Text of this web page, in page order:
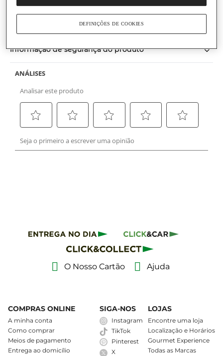
Sem
valor
classificação
para
mesma
página.
(0)
Escrever uma opinião
Informação de segurança do produto
O Nosso Cartão Ajuda
COMPRAS ONLINE
A minha conta
Como comprar
Meios de pagamento
Entrega ao domicílio
SIGA-NOS
Instagram
TikTok
Pinterest
X
LOJAS
Encontre uma loja
Localização e Horários
Gourmet Experience
Todas as Marcas
DEFINIÇÕES DE COOKIES